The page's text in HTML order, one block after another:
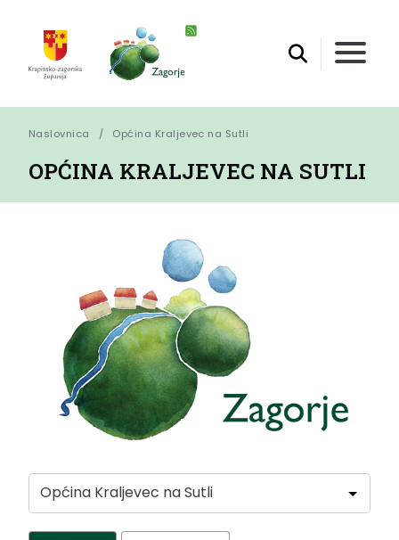
Naslovnica Općina Kraljevec na Sutli
OPĆINA KRALJEVEC NA SUTLI